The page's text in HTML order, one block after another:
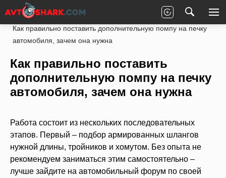
Главная Статьи
Под капотом
Как правильно поставить дополнительную помпу на печку
автомобиля, зачем она нужна
Как правильно поставить
дополнительную помпу на печку
автомобиля, зачем она нужна
Работа состоит из нескольких последовательных
этапов. Первый – подбор армированных шлангов
нужной длины, тройников и хомутом. Без опыта не
рекомендуем заниматься этим самостоятельно –
лучше зайдите на автомобильный форум по своей